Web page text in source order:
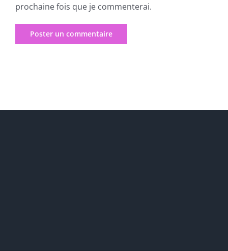
prochaine fois que je commenterai.